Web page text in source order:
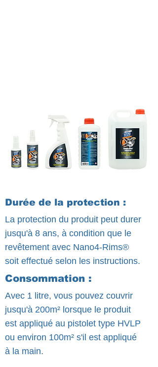
Durée de la protection :
La protection du produit peut durer
jusqu'à 8 ans, à condition que le
revêtement avec Nano4-Rims®
soit effectué selon les instructions.
Consommation :
Avec 1 litre, vous pouvez couvrir
jusqu'à 200m² lorsque le produit
est appliqué au pistolet type HVLP
ou environ 100m² s'il est appliqué
à la main.